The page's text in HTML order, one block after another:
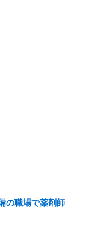
の職場で薬剤師